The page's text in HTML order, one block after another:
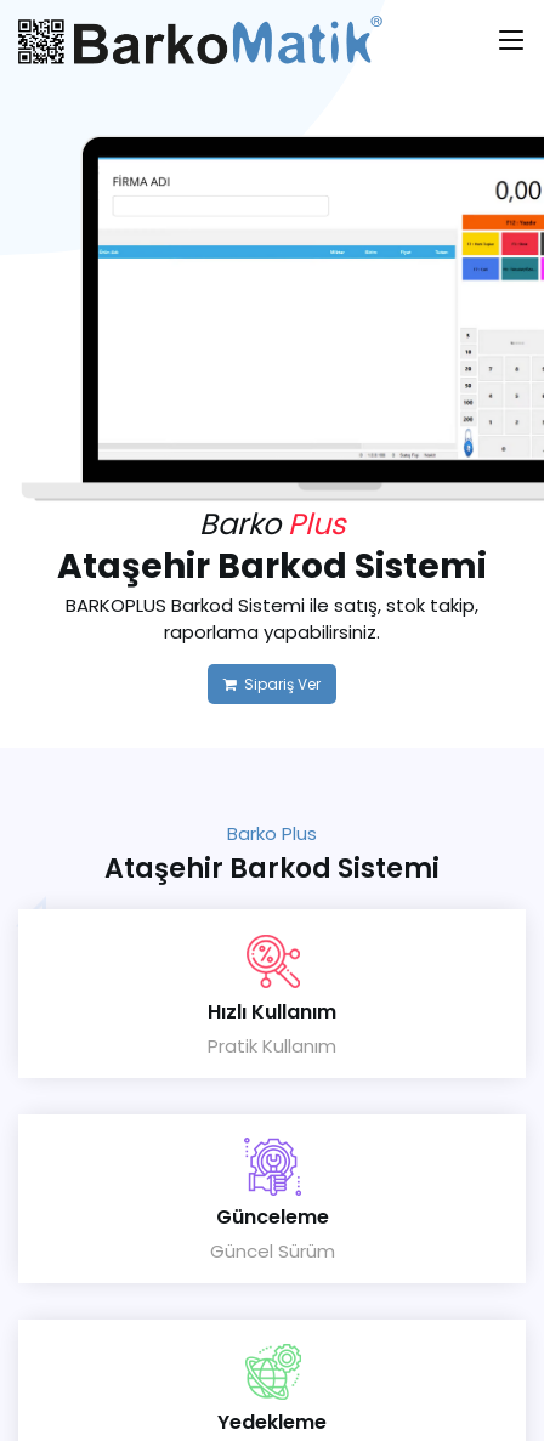
BarkoPlus
Ataşehir Barkod Sistemi
BARKOPLUS Barkod Sistemi ile satış, stok takip,
raporlama yapabilirsiniz.
Sipariş Ver
Barko Plus
Ataşehir Barkod Sistemi
Hızlı Kullanım
Pratik Kullanım
Günceleme
Güncel Sürüm
Yedekleme